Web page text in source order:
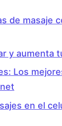
de masaje
y aumenta
Los
en el